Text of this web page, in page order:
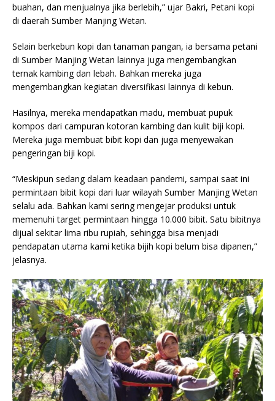
buahan, dan menjualnya jika berlebih,” ujar Bakri, Petani kopi
di daerah Sumber Manjing Wetan.
Selain berkebun kopi dan tanaman pangan, ia bersama petani
di Sumber Manjing Wetan lainnya juga mengembangkan
ternak kambing dan lebah. Bahkan mereka juga
mengembangkan kegiatan diversifikasi lainnya di kebun.
Hasilnya, mereka mendapatkan madu, membuat pupuk
kompos dari campuran kotoran kambing dan kulit biji kopi.
Mereka juga membuat bibit kopi dan juga menyewakan
pengeringan biji kopi.
“Meskipun sedang dalam keadaan pandemi, sampai saat ini
permintaan bibit kopi dari luar wilayah Sumber Manjing Wetan
selalu ada. Bahkan kami sering mengejar produksi untuk
memenuhi target permintaan hingga 10.000 bibit. Satu bibitnya
dijual sekitar lima ribu rupiah, sehingga bisa menjadi
pendapatan utama kami ketika bijih kopi belum bisa dipanen,”
jelasnya.